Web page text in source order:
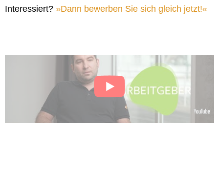
Interessiert? Dann bewerben Sie sich gleich jetzt!